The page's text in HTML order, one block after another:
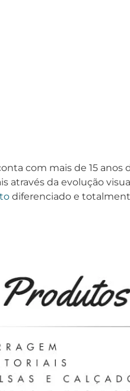
com mais de 15 anos
através da evolução
diferenciado e